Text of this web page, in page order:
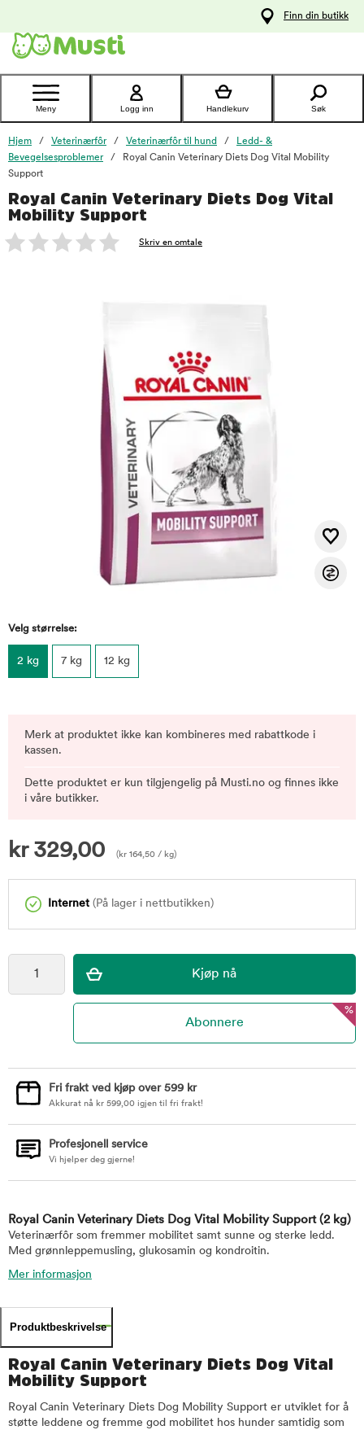
Kontakt
kundeservice
Finn din butikk
Meny Logg inn Handlekurv Søk
Hjem Veterinærfôr Veterinærfôr til hund
Ledd- &
Bevegelsesproblemer
Royal Canin Veterinary Diets Dog Vital Mobility
Support
Royal Canin Veterinary Diets Dog Vital
Mobility Support
Skriv en omtale
Velg størrelse:
2 kg 7 kg 12 kg
Merk at produktet ikke kan kombineres med rabattkode i
kassen.
Dette produktet er kun tilgjengelig på Musti.no og finnes ikke
i våre butikker.
kr 329,00 ( kr 164,50 / kg)
Internet (På lager i nettbutikken)
foo
%
Fri frakt ved kjøp over 599 kr
Akkurat nå kr 599,00 igjen til fri frakt!
Profesjonell service
Vi hjelper deg gjerne!
Royal Canin Veterinary Diets Dog Vital Mobility Support (2 kg)
Veterinærfôr som fremmer mobilitet samt sunne og sterke ledd.
Med grønnleppemusling, glukosamin og kondroitin.
Mer informasjon
Produktbeskrivelse
Royal Canin Veterinary Diets Dog Vital
Mobility Support
Royal Canin Veterinary Diets Dog Mobility Support er utviklet for å
støtte leddene og fremme god mobilitet hos hunder samtidig som